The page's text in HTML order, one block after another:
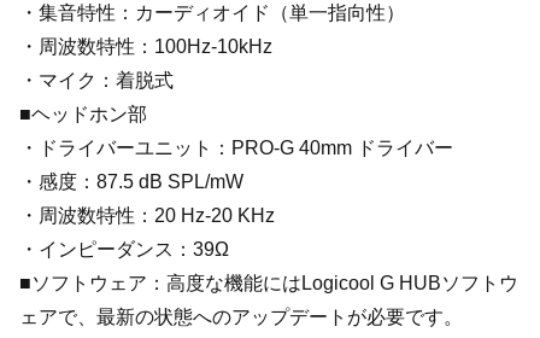
・集音特性：カーディオイド（単一指向性）
・周波数特性：100Hz-10kHz
・マイク：着脱式
■ヘッドホン部
・ドライバーユニット：PRO-G 40mm ドライバー
・感度：87.5 dB SPL/mW
・周波数特性：20 Hz-20 KHz
・インピーダンス：39Ω
■ソフトウェア：高度な機能にはLogicool G HUBソフトウ
ェアで、最新の状態へのアップデートが必要です。